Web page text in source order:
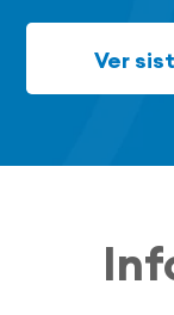
Ver